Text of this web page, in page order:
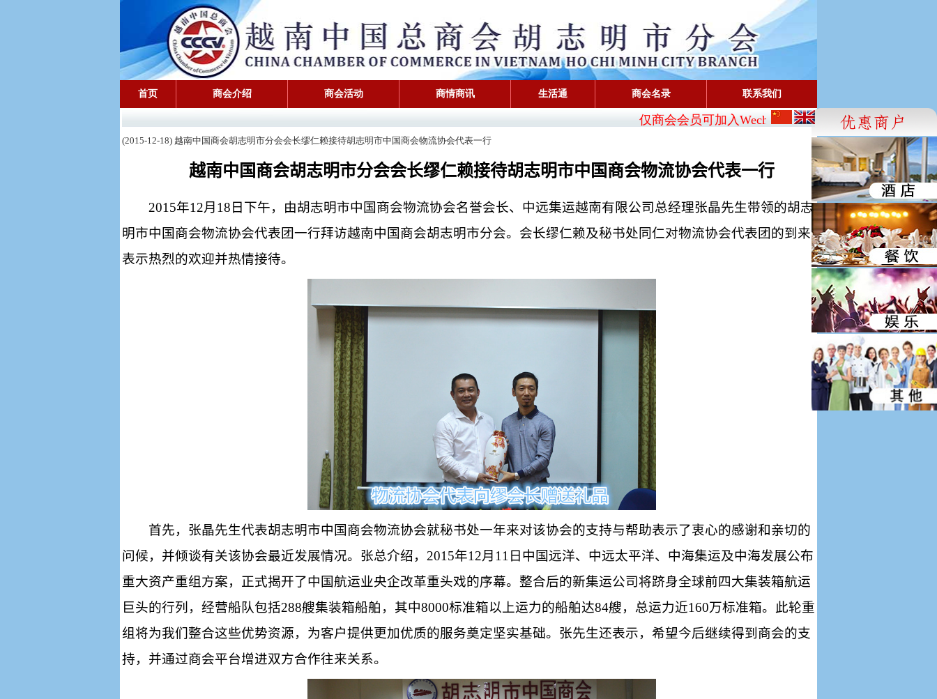
首页 商会介绍 商会活动 商情商讯 生活通 商会名录 联系我们
仅商会会员可加入Wechat: CBA_SG - FaceBook:
(2015-12-18) 越南中国商会胡志明市分会会长缪仁赖接待胡志明市中国商会物流协会代表一行
越南中国商会胡志明市分会会长缪仁赖接待胡志明市中国商会物流协会代表一行
2015年12月 18 日下午，由胡志明市中国商会物流协会名誉会长、中远集运越南有限公司总经理张晶先生带领的胡志
明市中国商会物流协会代表团一行拜访越南中国商会胡志明市分会。会长缪仁赖及秘书处同仁对物流协会代表团的到来
表示热烈的欢迎并热情接待。
首先，张晶先生代表胡志明市中国商会物流协会就秘书处一年来对该协会的支持与帮助表示了衷心的感谢和亲切的
问候，并倾谈有关该协会最近发展情况。张总介绍， 2015年12月 11 日中国远洋、中远太平洋、中海集运及中海发展公布
重大资产重组方案，正式揭开了中国航运业央企改革重头戏的序幕。整合后的新集运公司将跻身全球前四大集装箱航运
巨头的行列，经营船队包括288艘集装箱船舶，其中8000标准箱以上运力的船舶达84艘，总运力近160万标准箱。此轮重
组将为我们整合这些优势资源，为客户提供更加优质的服务奠定坚实基础。张先生还表示，希望今后继续得到商会的支
持，并通过商会平台增进双方合作往来关系。